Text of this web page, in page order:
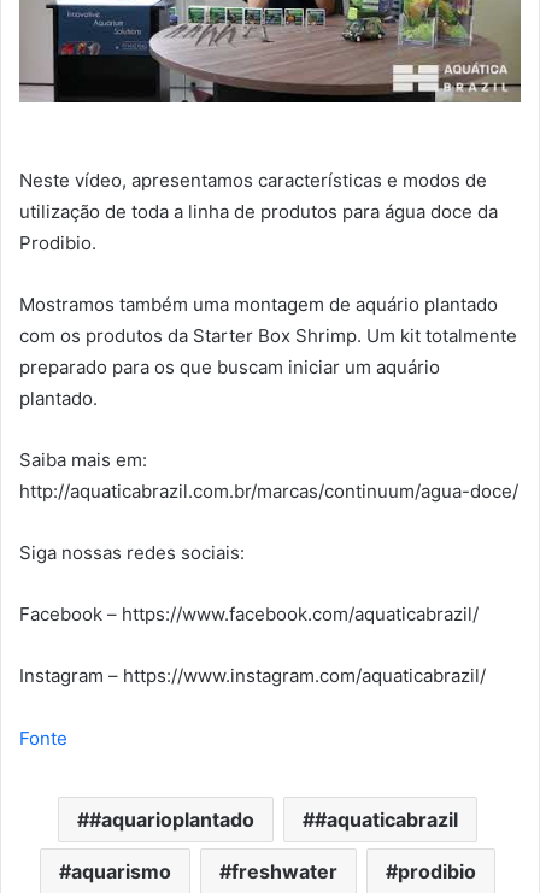
Neste vídeo, apresentamos características e modos de
utilização de toda a linha de produtos para água doce da
Prodibio.
Mostramos também uma montagem de aquário plantado
com os produtos da Starter Box Shrimp. Um kit totalmente
preparado para os que buscam iniciar um aquário
plantado.
Saiba mais em:
http://aquaticabrazil.com.br/marcas/continuum/agua-doce/
Siga nossas redes sociais:
Facebook – https://www.facebook.com/aquaticabrazil/
Instagram – https://www.instagram.com/aquaticabrazil/
Fonte
#aquarioplantado #aquaticabrazil
aquarismo freshwater prodibio